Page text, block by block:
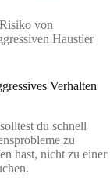
von
Haustier
Verhalten
du schnell
zu
hast, nicht zu einer